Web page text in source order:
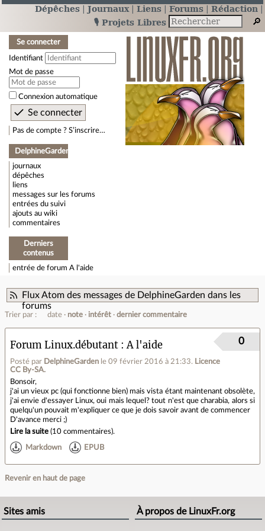
Dépêches Journaux Liens Forums
Rédaction
🎙️ Projets Libres
Se connecter
Identifiant
Mot de passe
Connexion automatique
Pas de compte ? S’inscrire…
DelphineGarden
journaux
dépêches
liens
messages sur les forums
entrées du suivi
ajouts au wiki
commentaires
Derniers
contenus
entrée de forum A l'aide
Flux Atom des messages de DelphineGarden dans les
forums
Trier par : date note intérêt dernier commentaire
Forum Linux.débutant A l'aide
Posté par DelphineGarden le 09 février 2016 à 21:33. Licence
CC By‑SA.
0
Bonsoir,
j'ai un vieux pc (qui fonctionne bien) mais vista étant maintenant obsolète,
j'ai envie d'essayer Linux, oui mais lequel? tout n'est que charabia, alors si
quelqu'un pouvait m'expliquer ce que je dois savoir avant de commencer
D'avance merci ;)
Lire la suite (10 commentaires).
Markdown EPUB
Revenir en haut de page
Sites amis À propos de LinuxFr.org